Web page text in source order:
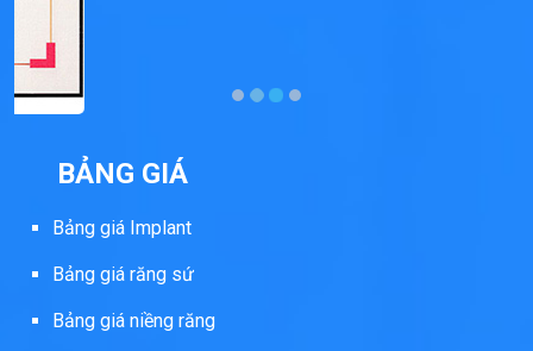
BẢNG GIÁ
Bảng giá Implant
Bảng giá răng sứ
Bảng giá niềng răng